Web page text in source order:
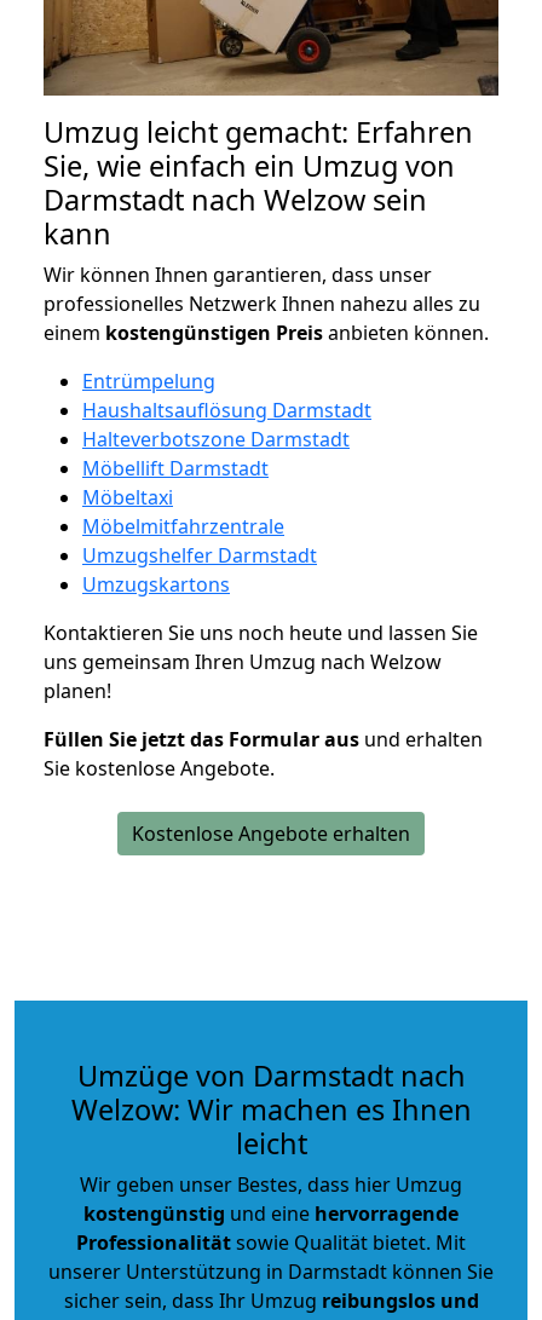
Umzug leicht gemacht: Erfahren
Sie, wie einfach ein Umzug von
Darmstadt nach Welzow sein
kann
Wir können Ihnen garantieren, dass unser
professionelles Netzwerk Ihnen nahezu alles zu
einem kostengünstigen Preisanbieten können.
Entrümpelung
Haushaltsauflösung Darmstadt
Halteverbotszone Darmstadt
Möbellift Darmstadt
Möbeltaxi
Möbelmitfahrzentrale
Umzugshelfer Darmstadt
Umzugskartons
Kontaktieren Sie uns noch heute und lassen Sie
uns gemeinsam Ihren Umzug nach Welzow
planen!
Füllen Sie jetzt das Formular aus und erhalten
Sie kostenlose Angebote.
Kostenlose Angebote erhalten
Umzüge von Darmstadt nach
Welzow: Wir machen es Ihnen
leicht
Wir geben unser Bestes, dass hier Umzug
kostengünstig und eine hervorragende
Professionalitätsowie Qualität bietet. Mit
unserer Unterstützung in Darmstadt können Sie
sicher sein, dass Ihr Umzug reibungslos und